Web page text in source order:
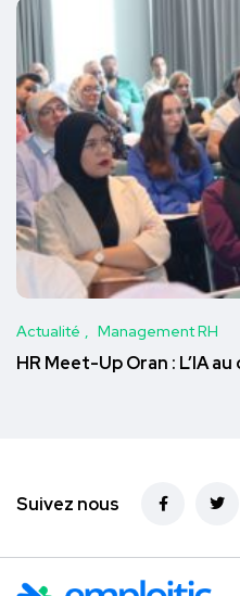
Actualité Management RH
HR Meet-Up Oran : L’IA
Suivez nous